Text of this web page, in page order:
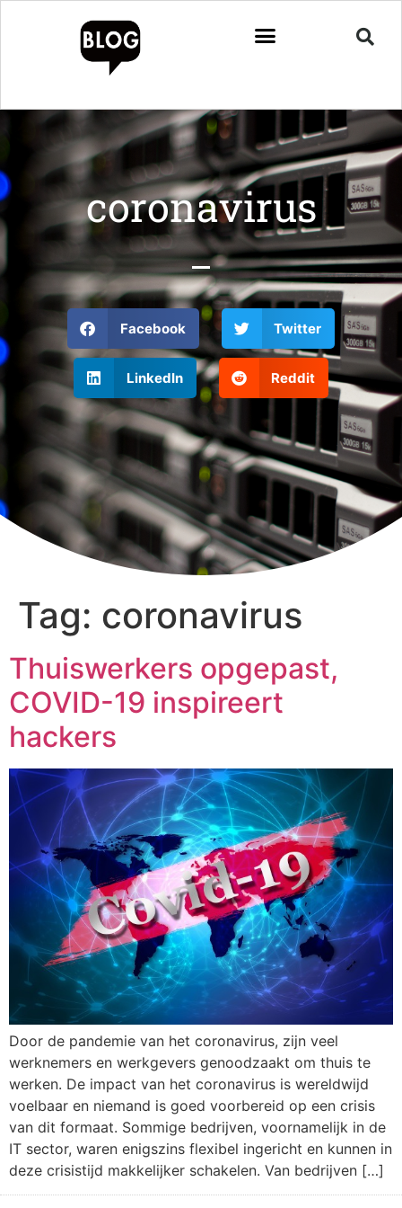
coronavirus
Facebook Twitter
LinkedIn Reddit
Tag: coronavirus
Thuiswerkers opgepast,
COVID-19 inspireert
hackers
Door de pandemie van het coronavirus, zijn veel
werknemers en werkgevers genoodzaakt om thuis te
werken. De impact van het coronavirus is wereldwijd
voelbaar en niemand is goed voorbereid op een crisis
van dit formaat. Sommige bedrijven, voornamelijk in de
IT sector, waren enigszins flexibel ingericht en kunnen in
deze crisistijd makkelijker schakelen. Van bedrijven […]